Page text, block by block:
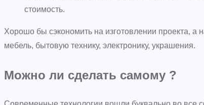
стоимость.
Хорошо бы сэкономить на изготовлении проекта, а
мебель, бытовую технику, электронику, украшения.
Можно ли сделать самому ?